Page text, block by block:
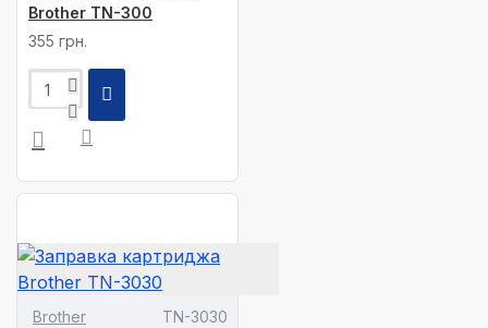
Brother TN-300
355 грн.
Brother TN-3030